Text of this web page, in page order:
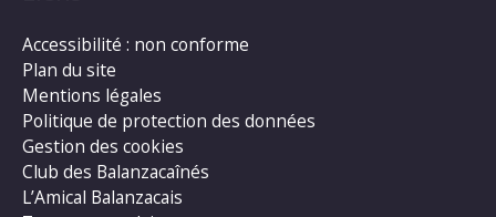
Accessibilité : non conforme
Plan du site
Mentions légales
Politique de protection des données
Gestion des cookies
Club des Balanzacaînés
L’Amical Balanzacais